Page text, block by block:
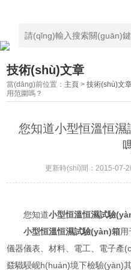
技術(shù)文章
當(dāng)前位置： 主頁 >技術(shù)文
用范圍嗎？
您知道小型恒溫恒濕
更新時(shí)間：2015-07-
您知道小型恒溫恒濕試驗
小型恒溫恒濕試驗(yàn)箱
儀器儀表、材料、電工、電子產
鼗驖駸岘h(huán)境下檢驗(yàn)